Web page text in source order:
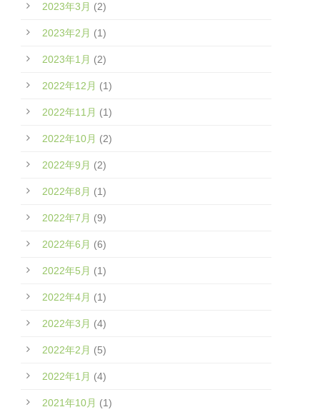
2023年3月 (2)
2023年2月 (1)
2023年1月 (2)
2022年12月 (1)
2022年11月 (1)
2022年10月 (2)
2022年9月 (2)
2022年8月 (1)
2022年7月 (9)
2022年6月 (6)
2022年5月 (1)
2022年4月 (1)
2022年3月 (4)
2022年2月 (5)
2022年1月 (4)
2021年10月 (1)